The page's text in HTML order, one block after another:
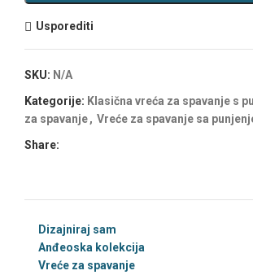
Usporediti
SKU: N/A
Kategorije: Klasična vreća za spavanje s
za spavanje, Vreće za spavanje sa
Share:
Dizajniraj sam
Anđeoska kolekcija
Vreće za spavanje